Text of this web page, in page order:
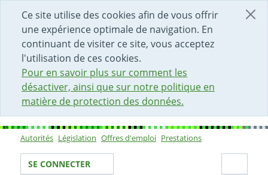
Ce site utilise des cookies afin de vous offrir
une expérience optimale de navigation. En
continuant de visiter ce site, vous acceptez
l'utilisation de ces cookies.
Pour en savoir plus sur comment les
désactiver, ainsi que sur notre politique en
matière de protection des données.
DÉBUT DU CONTENU DE LA PAGE
ACCÈS AU CHAMP DE RECHERCHE
PAGE D'ACCUEIL
FORMULAIRE DE CONTACT
Sous-navigation
Autorités Législation Offres d'emploi Prestations
Votre identité
SE CONNECTER